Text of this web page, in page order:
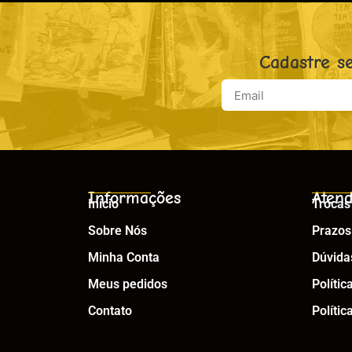
Cadastre
Informações
Início
Sobre Nós
Minha Conta
Meus pedidos
Contato